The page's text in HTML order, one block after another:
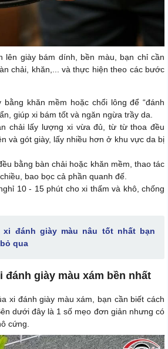
lên giày bám dính, bền màu, bạn chỉ cần
chải, khăn,... và thực hiện theo các bước
bằng khăn mềm hoặc chổi lông để “đánh
giúp xi bám tốt và ngăn ngừa trầy da.
chải lấy lượng xi vừa đủ, từ từ thoa đều
và gót giày, lấy nhiều hơn ở khu vực da bị
bằng bàn chải hoặc khăn mềm, thao tác
bao bọc cả phần quanh đế.
10 - 15 phút cho xi thấm và khô, chống
xi đánh giày màu nâu tốt nhất bạn
qua
đánh giày màu xám bền nhất
xi đánh giày màu xám, bạn cần biết cách
dưới đây là 1 số mẹo đơn giản nhưng có
cứng.